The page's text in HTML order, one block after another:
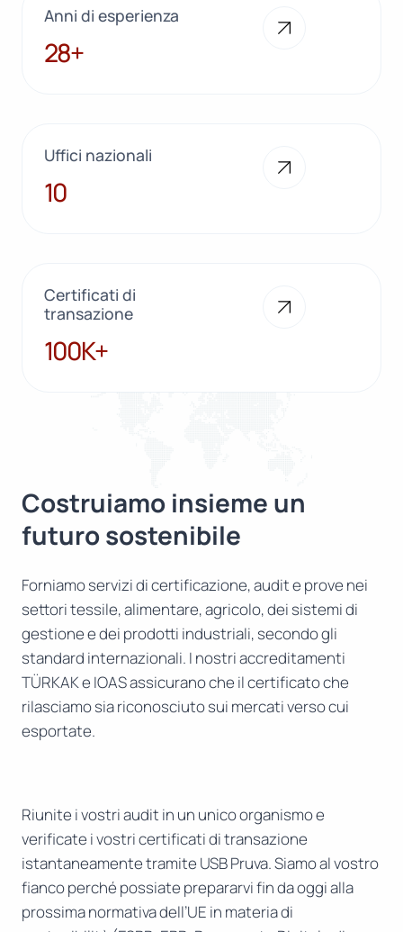
Anni di esperienza
28+
28+
Uffici nazionali
10
10
Certificati di
transazione
100K+
100K+
Costruiamo insieme un
futuro sostenibile
Forniamo servizi di certificazione, audit e prove nei
settori tessile, alimentare, agricolo, dei sistemi di
gestione e dei prodotti industriali, secondo gli
standard internazionali. I nostri accreditamenti
TÜRKAK e IOAS assicurano che il certificato che
rilasciamo sia riconosciuto sui mercati verso cui
esportate.
Riunite i vostri audit in un unico organismo e
verificate i vostri certificati di transazione
istantaneamente tramite USB Pruva. Siamo al vostro
fianco perché possiate prepararvi fin da oggi alla
prossima normativa dell’UE in materia di